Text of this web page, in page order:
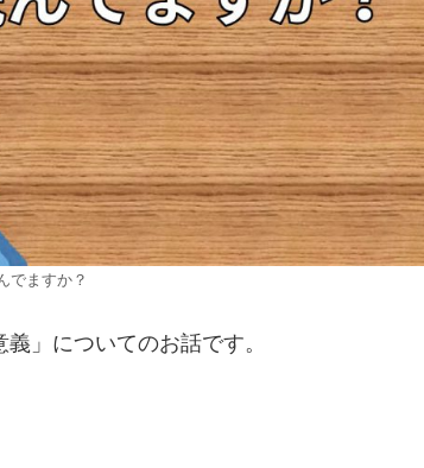
でますか？
」についてのお話です。